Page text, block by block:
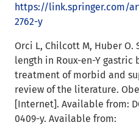
https://link.springer.com/
2762-y
Orci L, Chilcott M, Huber
length in Roux-en-Y gastric
treatment of morbid and
review of the literature.
[Internet]. Available from:
0409-y. Available from: